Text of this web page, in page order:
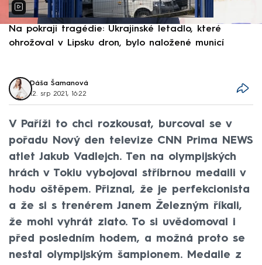
Na pokraji tragédie: Ukrajinské letadlo, které
ohrožoval v Lipsku dron, bylo naložené municí
Dáša Šamanová
12. srp 2021, 16:22
V Paříži to chci rozkousat, burcoval se v
pořadu Nový den televize CNN Prima NEWS
atlet Jakub Vadlejch. Ten na olympijských
hrách v Tokiu vybojoval stříbrnou medaili v
hodu oštěpem. Přiznal, že je perfekcionista
a že si s trenérem Janem Železným říkali,
že mohl vyhrát zlato. To si uvědomoval i
před posledním hodem, a možná proto se
nestal olympijským šampionem. Medaile z